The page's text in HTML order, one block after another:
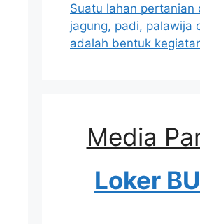
Suatu lahan pertanian
jagung, padi, palawija
adalah bentuk
Media
Loker